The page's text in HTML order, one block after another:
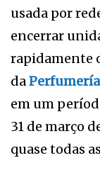
usada por
encerrar
rapidamente
da
em um
31 de março
quase todas